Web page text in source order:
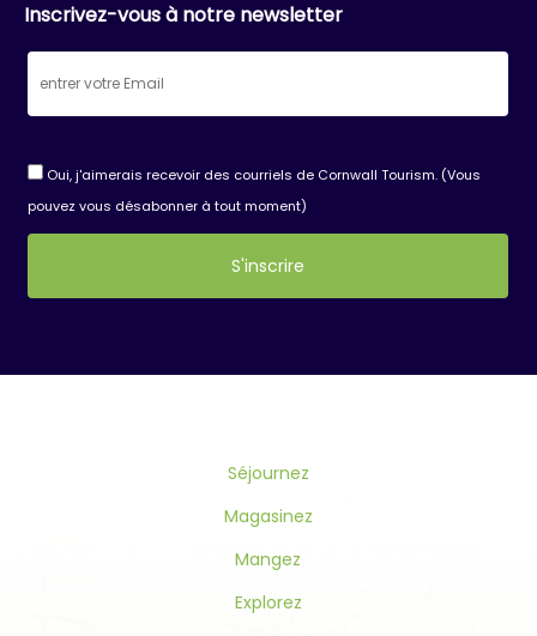
Inscrivez-vous à notre newsletter
Oui, j'aimerais recevoir des courriels de Cornwall Tourism. (Vous
pouvez vous désabonner à tout moment)
Use.
Séjournez
Magasinez
Mangez
Explorez